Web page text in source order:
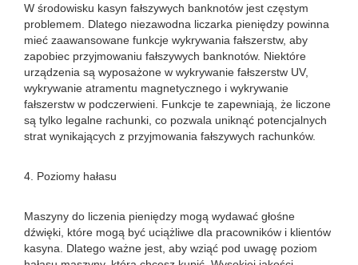
W środowisku kasyn fałszywych banknotów jest częstym
problemem. Dlatego niezawodna liczarka pieniędzy powinna
mieć zaawansowane funkcje wykrywania fałszerstw, aby
zapobiec przyjmowaniu fałszywych banknotów. Niektóre
urządzenia są wyposażone w wykrywanie fałszerstw UV,
wykrywanie atramentu magnetycznego i wykrywanie
fałszerstw w podczerwieni. Funkcje te zapewniają, że liczone
są tylko legalne rachunki, co pozwala uniknąć potencjalnych
strat wynikających z przyjmowania fałszywych rachunków.
4. Poziomy hałasu
Maszyny do liczenia pieniędzy mogą wydawać głośne
dźwięki, które mogą być uciążliwe dla pracowników i klientów
kasyna. Dlatego ważne jest, aby wziąć pod uwagę poziom